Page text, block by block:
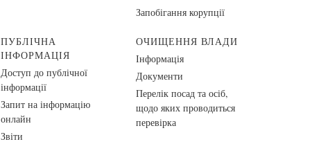
Запобігання корупції
ПУБЛІЧНА
ІНФОРМАЦІЯ
Доступ до публічної
інформації
Запит на інформацію
онлайн
Звіти
ОЧИЩЕННЯ ВЛАДИ
Інформація
Документи
Перелік посад та осіб,
щодо яких проводиться
перевірка